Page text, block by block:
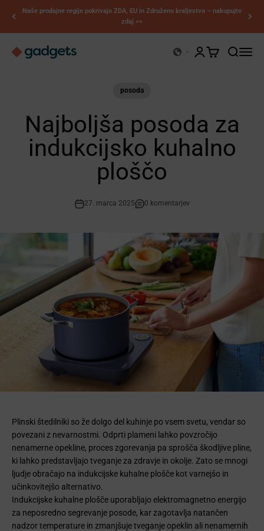
Preskoči na vsebino
Naše prodajne regije pokrivajo ZDA, EU in Združeno kraljestvo – nakupujte
zdaj >>
OdpriOdpri
Kerry Gadgets Odpri stran z
Odpri
posoda
Najboljša posoda za
indukcijsko kuhalno
ploščo
27. marca 2025 0 komentarjev
Plinski štedilniki so že dolgo del kuhinje po vsem svetu, vendar so
povezani z nevarnostmi. Odprti plameni lahko povzročijo
nenamerne opekline, proces zgorevanja pa sprošča škodljive pline,
ki lahko predstavljajo tveganje za zdravje in okolje. Zato se mnogi
ljudje obračajo na indukcijske kuhalne plošče kot varnejšo in
učinkovitejšo alternativo.
Indukcijske kuhalne plošče uporabljajo elektromagnetno energijo
za neposredno segrevanje posode, kar zagotavlja natančen
nadzor temperature in zmanjšuje tveganje opeklin ali nenamernih